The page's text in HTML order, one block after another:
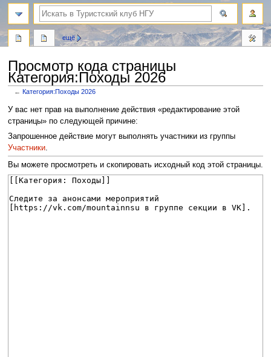
Просмотр кода страницы
Категория:Походы 2026
←Категория:Походы 2026
Перейти
к
навигации
Перейти
к
поиску
У вас нет прав на выполнение действия «редактирование этой
страницы» по следующей причине:
Запрошенное действие могут выполнять участники из группы
Участники.
Вы можете просмотреть и скопировать исходный код этой страницы.
ещё
поиск